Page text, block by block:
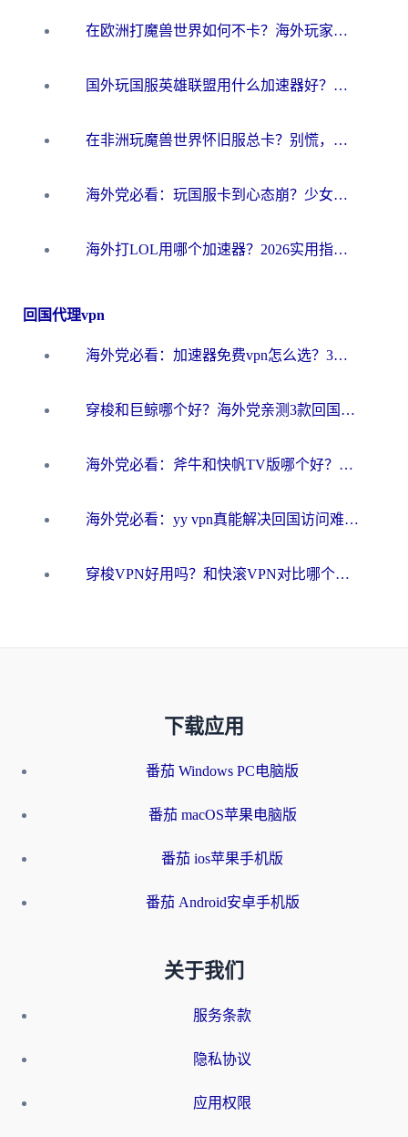
在欧洲打魔兽世界如何不卡？海外玩家的国服游戏加速终极攻略
国外玩国服英雄联盟用什么加速器好？海外党亲测有效的国服游戏加速指南
在非洲玩魔兽世界怀旧服总卡？别慌，这份指南帮你丝滑开荒
海外党必看：玩国服卡到心态崩？少女前线云图计划加速器免费推荐+碧蓝航线足球世界流畅攻略
海外打LOL用哪个加速器？2026实用指南：从延迟到设备适配，一篇解决你的国服游戏痛点
回国代理vpn
海外党必看：加速器免费vpn怎么选？3步教你无缝访问国内资源
穿梭和巨鲸哪个好？海外党亲测3款回国加速器，教你避开90%的坑
海外党必看：斧牛和快帆TV版哪个好？3分钟选对回国加速器，无缝刷B站、追热剧
海外党必看：yy vpn真能解决回国访问难题？附云极initap测评+免费方案对比
穿梭VPN好用吗？和快滚VPN对比哪个回国效果更好？海外党选回国加速器必看指南
下载应用
番茄 Windows PC电脑版
番茄 macOS苹果电脑版
番茄 ios苹果手机版
番茄 Android安卓手机版
关于我们
服务条款
隐私协议
应用权限